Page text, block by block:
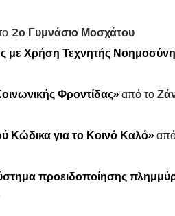
2ο Γυμνάσιο Μοσχάτου
με Χρήση Τεχνητής
Φροντίδας»από το
Κώδικα για το Κοινό Καλό»
προειδοποίησης